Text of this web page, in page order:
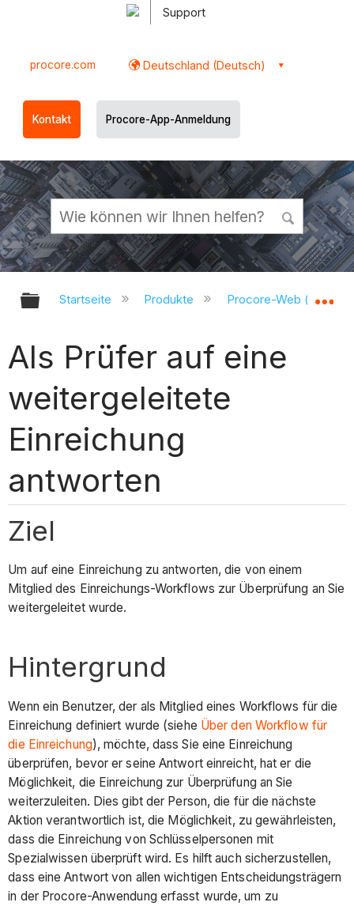
Support
procore.com Deutschland (Deutsch)
Kontakt Procore-App-Anmeldung
Globale Hierarchie auf- und
Startseite Produkte Procore-Web
Als Prüfer auf eine
weitergeleitete
Einreichung
antworten
Ziel
Um auf eine Einreichung zu antworten, die von einem
Mitglied des Einreichungs-Workflows zur Überprüfung an Sie
weitergeleitet wurde.
Hintergrund
Wenn ein Benutzer, der als Mitglied eines Workflows für die
Einreichung definiert wurde (siehe Über den Workflow für
die Einreichung), möchte, dass Sie eine Einreichung
überprüfen, bevor er seine Antwort einreicht, hat er die
Möglichkeit, die Einreichung zur Überprüfung an Sie
weiterzuleiten. Dies gibt der Person, die für die nächste
Aktion verantwortlich ist, die Möglichkeit, zu gewährleisten,
dass die Einreichung von Schlüsselpersonen mit
Spezialwissen überprüft wird. Es hilft auch sicherzustellen,
dass eine Antwort von allen wichtigen Entscheidungsträgern
in der Procore-Anwendung erfasst wurde, um zu